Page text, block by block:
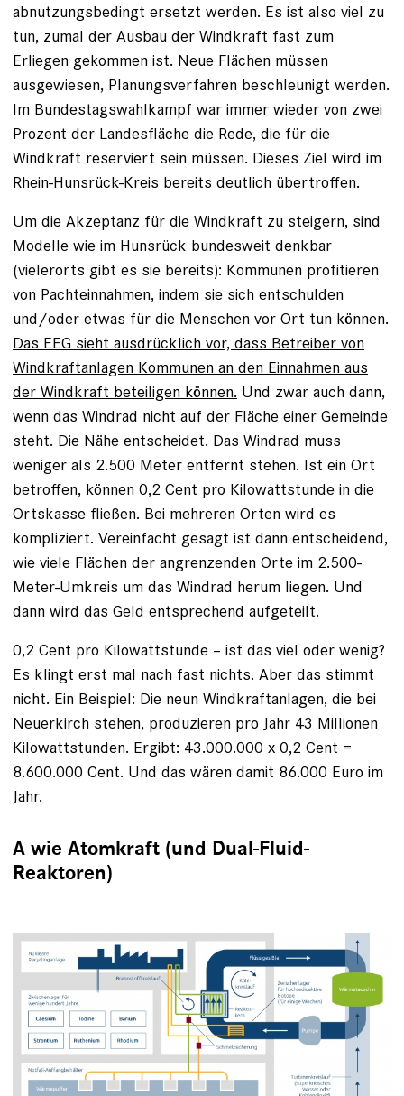
abnutzungsbedingt ersetzt werden. Es ist also viel zu
tun, zumal der Ausbau der Windkraft fast zum
Erliegen gekommen ist. Neue Flächen müssen
ausgewiesen, Planungsverfahren beschleunigt werden.
Im Bundestagswahlkampf war immer wieder von zwei
Prozent der Landesfläche die Rede, die für die
Windkraft reserviert sein müssen. Dieses Ziel wird im
Rhein-Hunsrück-Kreis bereits deutlich übertroffen.
Um die Akzeptanz für die Windkraft zu steigern, sind
Modelle wie im Hunsrück bundesweit denkbar
(vielerorts gibt es sie bereits): Kommunen profitieren
von Pachteinnahmen, indem sie sich entschulden
und/oder etwas für die Menschen vor Ort tun können.
Das EEG sieht ausdrücklich vor, dass Betreiber von
Windkraftanlagen Kommunen an den Einnahmen aus
der Windkraft beteiligen können. Und zwar auch dann,
wenn das Windrad nicht auf der Fläche einer Gemeinde
steht. Die Nähe entscheidet. Das Windrad muss
weniger als 2.500 Meter entfernt stehen. Ist ein Ort
betroffen, können 0,2 Cent pro Kilowattstunde in die
Ortskasse fließen. Bei mehreren Orten wird es
kompliziert. Vereinfacht gesagt ist dann entscheidend,
wie viele Flächen der angrenzenden Orte im 2.500-
Meter-Umkreis um das Windrad herum liegen. Und
dann wird das Geld entsprechend aufgeteilt.
0,2 Cent pro Kilowattstunde – ist das viel oder wenig?
Es klingt erst mal nach fast nichts. Aber das stimmt
nicht. Ein Beispiel: Die neun Windkraftanlagen, die bei
Neuerkirch stehen, produzieren pro Jahr 43 Millionen
Kilowattstunden. Ergibt: 43.000.000 x 0,2 Cent =
8.600.000 Cent. Und das wären damit 86.000 Euro im
Jahr.
A wie Atomkraft (und Dual-Fluid-
Reaktoren)